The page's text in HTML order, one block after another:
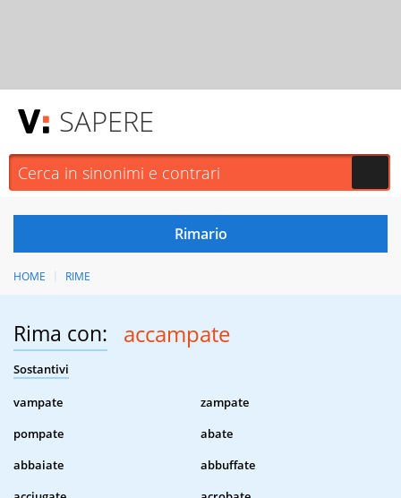
SAPERE
HOME RIME
Rima con: accampate
Sostantivi
vampate
zampate
pompate
abate
abbaiate
abbuffate